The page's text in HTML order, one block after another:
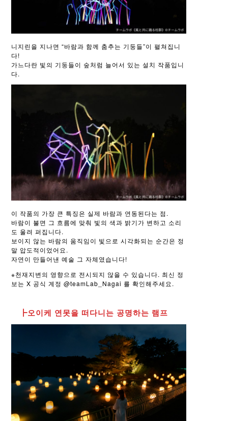
니지린을 지나면 “바람과 함께 춤추는 기둥들”이 펼쳐집니
다!
가느다란 빛의 기둥들이 숲처럼 늘어서 있는 설치 작품입니
다.
이 작품의 가장 큰 특징은 실제 바람과 연동된다는 점.
바람이 불면 그 흐름에 맞춰 빛의 색과 밝기가 변하고 소리
도 울려 퍼집니다.
보이지 않는 바람의 움직임이 빛으로 시각화되는 순간은 정
말 압도적이었어요.
자연이 만들어낸 예술 그 자체였습니다!
※천재지변의 영향으로 전시되지 않을 수 있습니다. 최신 정
보는 X 공식 계정 @teamLab_Nagai 를 확인해주세요.
┣오이케 연못을 떠다니는 공명하는 램프